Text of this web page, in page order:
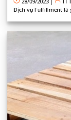
Dịch vụ Fulfillment là